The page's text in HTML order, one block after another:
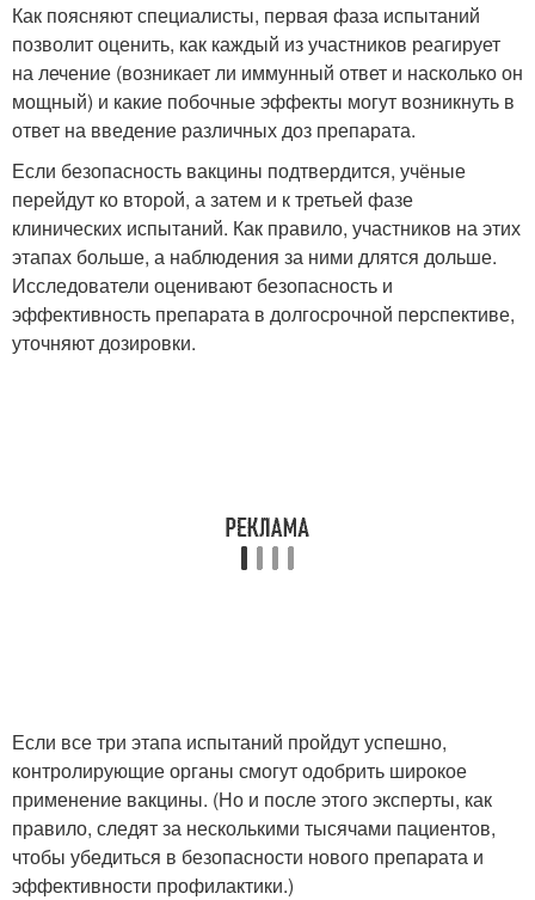
Как поясняют специалисты, первая фаза испытаний
позволит оценить, как каждый из участников реагирует
на лечение (возникает ли иммунный ответ и насколько он
мощный) и какие побочные эффекты могут возникнуть в
ответ на введение различных доз препарата.
Если безопасность вакцины подтвердится, учёные
перейдут ко второй, а затем и к третьей фазе
клинических испытаний. Как правило, участников на этих
этапах больше, а наблюдения за ними длятся дольше.
Исследователи оценивают безопасность и
эффективность препарата в долгосрочной перспективе,
уточняют дозировки.
Если все три этапа испытаний пройдут успешно,
контролирующие органы смогут одобрить широкое
применение вакцины. (Но и после этого эксперты, как
правило, следят за несколькими тысячами пациентов,
чтобы убедиться в безопасности нового препарата и
эффективности профилактики.)